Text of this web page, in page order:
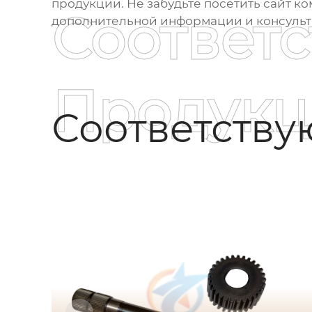
продукции. Не забудьте посетить
дополнительной информации и